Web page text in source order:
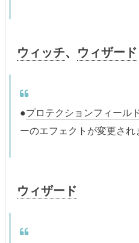
ウィッチ、 ウィザード
●プロテクションフィール
ーのエフェクトが変更され
ウィザード